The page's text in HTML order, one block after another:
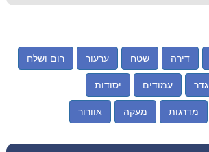
דירה שטח ערעור רום ושלח
גדר עמודים יסודות
מדרגות מעקה אוורור